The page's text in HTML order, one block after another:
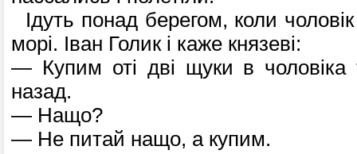
Ідуть понад берегом, коли
морі. Іван Голик і каже князеві:
— Купим оті дві щуки в
назад.
— Нащо?
— Не питай нащо, а купим.